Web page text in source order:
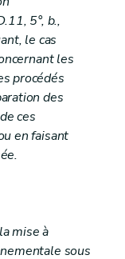
5°, b.,
le cas
les
procédés
des
ces
en faisant
mise à
sous